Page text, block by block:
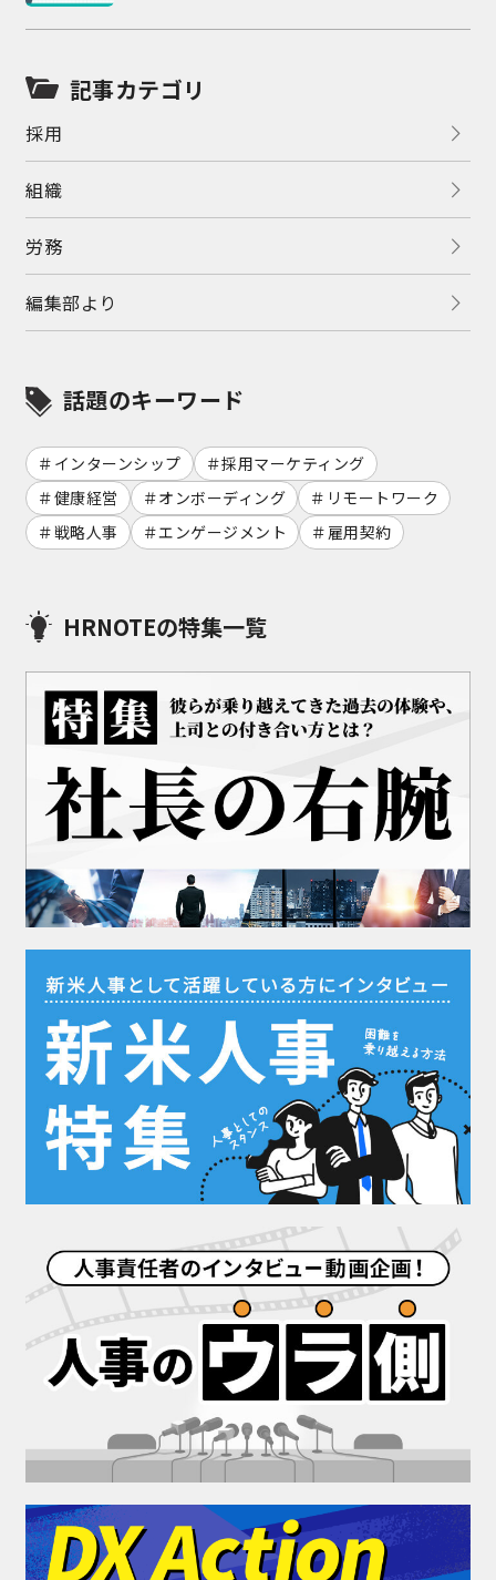
記事カテゴリ
採用
組織
労務
編集部より
話題のキーワード
インターンシップ
採用マーケティング
健康経営
オンボーディング
リモートワーク
戦略人事
エンゲージメント 雇用契約
HRNOTEの特集一覧